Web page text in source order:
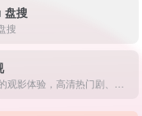
盘搜
搜